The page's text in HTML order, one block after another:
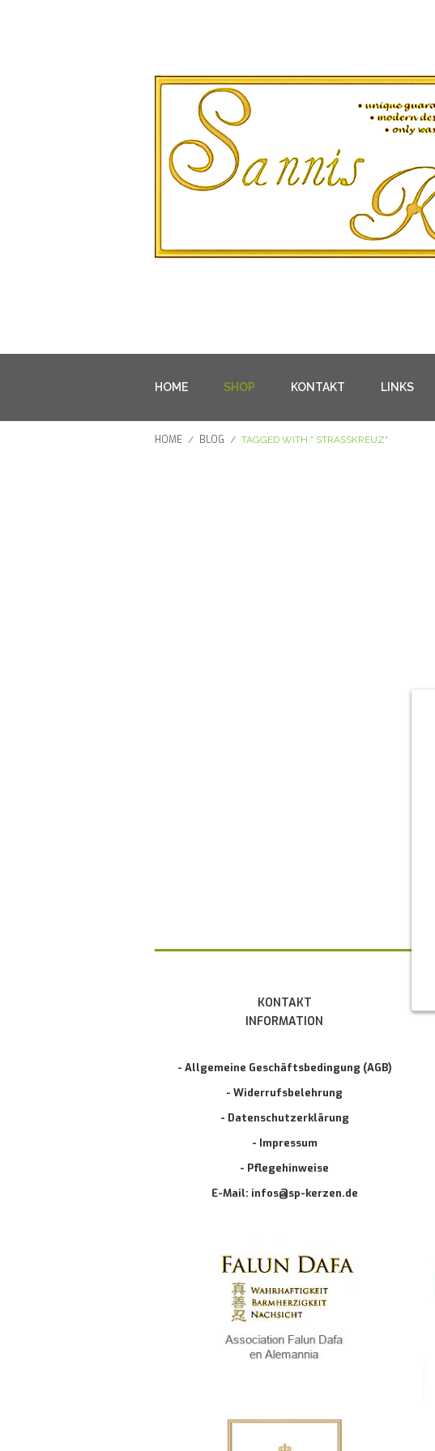
HOME SHOP KONTAKT LINKS
HOME / BLOG / TAGGED WITH " STRASSKREUZ"
KONTAKT
INFORMATION
- Allgemeine Geschäftsbedingung (AGB)
- Widerrufsbelehrung
- Datenschutzerklärung
- Impressum
- Pflegehinweise
E-Mail: infos@sp-kerzen.de